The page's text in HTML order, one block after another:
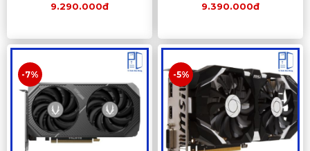
9.290.000đ 9.390.000đ
-7% -5%